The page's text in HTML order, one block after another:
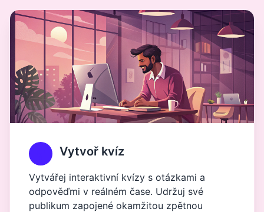
Vytvoř kvíz
Vytvářej interaktivní kvízy s otázkami a
odpověďmi v reálném čase. Udržuj své
publikum zapojené okamžitou zpětnou